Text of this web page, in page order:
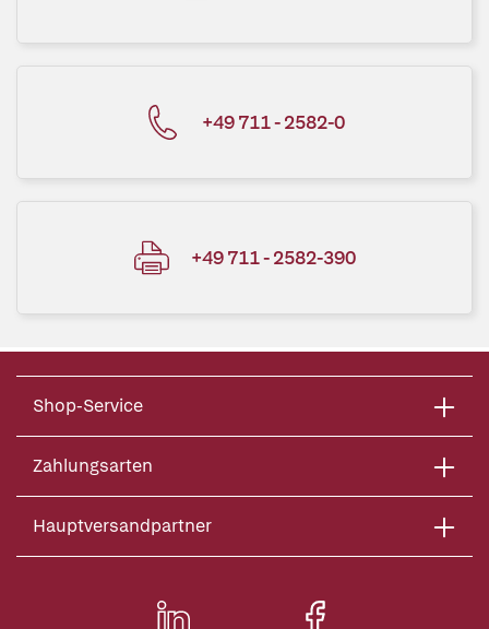
+49 711 - 2582-0
+49 711 - 2582-390
Shop-Service
Zahlungsarten
Hauptversandpartner